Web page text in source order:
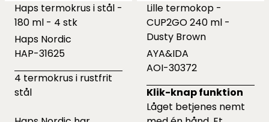
Haps termokrus i stål -
180 ml - 4 stk
Haps Nordic
HAP-31625
4 termokrus i rustfrit
stål
Lille termokop -
CUP2GO 240 ml -
Dusty Brown
AYA&IDA
AOI-30372
Klik-knap funktion
Låget betjenes nemt